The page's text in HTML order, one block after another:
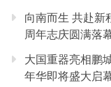
向南而生 共赴
周年志庆圆满落
大国重器亮相鹏
年华即将盛大启